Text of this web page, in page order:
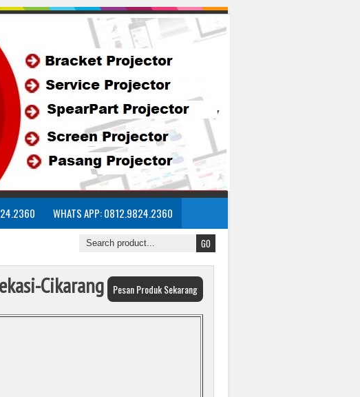
WHATS APP: 0812.9824.2360
Pesan Produk Sekarang
Cikarang